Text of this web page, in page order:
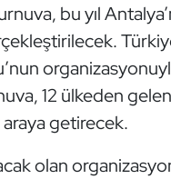
bu yıl
12 ülkeden
getirecek.
olan